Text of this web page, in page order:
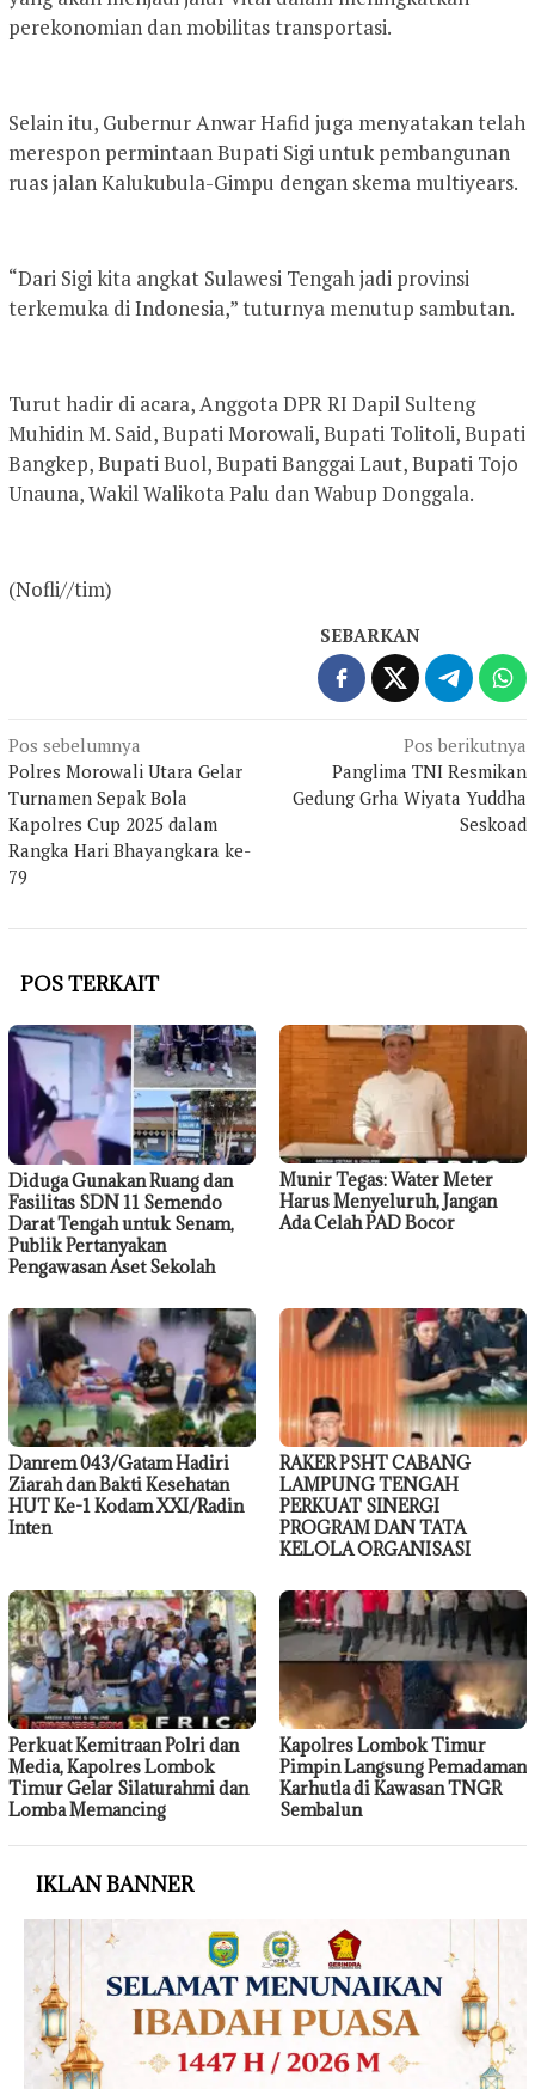
perekonomian dan mobilitas transportasi.
Selain itu, Gubernur Anwar Hafid juga menyatakan telah
merespon permintaan Bupati Sigi untuk pembangunan
ruas jalan Kalukubula-Gimpu dengan skema multiyears.
“Dari Sigi kita angkat Sulawesi Tengah jadi provinsi
terkemuka di Indonesia,” tuturnya menutup sambutan.
Turut hadir di acara, Anggota DPR RI Dapil Sulteng
Muhidin M. Said, Bupati Morowali, Bupati Tolitoli, Bupati
Bangkep, Bupati Buol, Bupati Banggai Laut, Bupati Tojo
Unauna, Wakil Walikota Palu dan Wabup Donggala.
(Nofli//tim)
SEBARKAN
Navigasi
pos
Pos sebelumnya
Polres Morowali Utara Gelar
Turnamen Sepak Bola
Kapolres Cup 2025 dalam
Rangka Hari Bhayangkara ke-
79
Pos berikutnya
Panglima TNI Resmikan
Gedung Grha Wiyata Yuddha
Seskoad
POS TERKAIT
Diduga Gunakan Ruang dan
Fasilitas SDN 11 Semendo
Darat Tengah untuk Senam,
Publik Pertanyakan
Pengawasan Aset Sekolah
Munir Tegas: Water Meter
Harus Menyeluruh, Jangan
Ada Celah PAD Bocor
Danrem 043/Gatam Hadiri
Ziarah dan Bakti Kesehatan
HUT Ke-1 Kodam XXI/Radin
Inten
RAKER PSHT CABANG
LAMPUNG TENGAH
PERKUAT SINERGI
PROGRAM DAN TATA
KELOLA ORGANISASI
Perkuat Kemitraan Polri dan
Media, Kapolres Lombok
Timur Gelar Silaturahmi dan
Lomba Memancing
Kapolres Lombok Timur
Pimpin Langsung Pemadaman
Karhutla di Kawasan TNGR
Sembalun
IKLAN BANNER